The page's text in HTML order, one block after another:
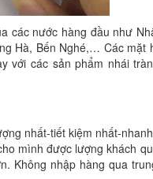
các nước hàng đầu như
Hà, Bến Nghé,… Các mặt
với các sản phẩm nhái
nhất-tiết kiệm nhất-
mình được lượng khách
Không nhập hàng qua